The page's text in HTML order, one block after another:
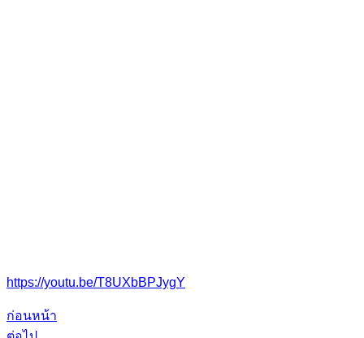
https://youtu.be/T8UXbBPJygY
ก่อนหน้า